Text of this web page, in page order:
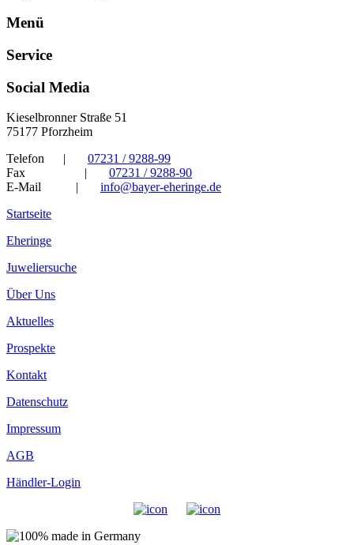
Menü
Service
Social Media
Kieselbronner Straße 51
75177 Pforzheim
Telefon
07231 / 9288-99
Fax
07231 / 9288-90
E-Mail
info@bayer-eheringe.de
Startseite
Eheringe
Juweliersuche
Über Uns
Aktuelles
Prospekte
Kontakt
Datenschutz
Impressum
AGB
Händler-Login